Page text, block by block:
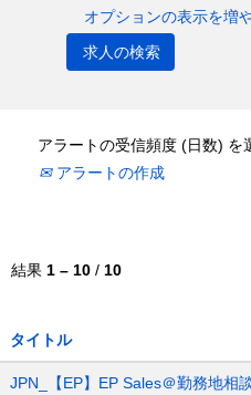
オプションの表示を増
アラートの受信頻度 (日数) を
アラートの作成
結果 1 – 10 / 10
タイトル
JPN_【EP】EP Sales＠勤務地相